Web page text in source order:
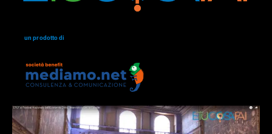
un prodotto di